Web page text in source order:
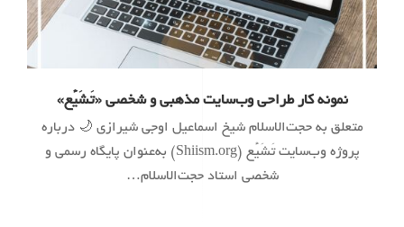
نمونه کار طراحی وب‌سایت مذهبی و شخصی «تَشَیُّع»
متعلق به حجت‌الاسلام شیخ اسماعیل اوجی شیرازی 🌙 درباره
پروژه وب‌سایت تَشَیُّع (Shiism.org) به‌عنوان پایگاه رسمی و
شخصی استاد حجت‌الاسلام…